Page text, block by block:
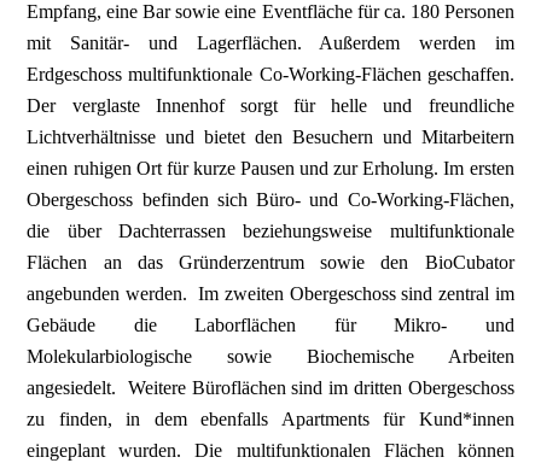
Empfang, eine Bar sowie eine Eventfläche für ca. 180 Personen
mit Sanitär- und Lagerflächen. Außerdem werden im
Erdgeschoss multifunktionale Co-Working-Flächen geschaffen.
Der verglaste Innenhof sorgt für helle und freundliche
Lichtverhältnisse und bietet den Besuchern und Mitarbeitern
einen ruhigen Ort für kurze Pausen und zur Erholung. Im ersten
Obergeschoss befinden sich Büro- und Co-Working-Flächen,
die über Dachterrassen beziehungsweise multifunktionale
Flächen an das Gründerzentrum sowie den BioCubator
angebunden werden. Im zweiten Obergeschoss sind zentral im
Gebäude die Laborflächen für Mikro- und
Molekularbiologische sowie Biochemische Arbeiten
angesiedelt. Weitere Büroflächen sind im dritten Obergeschoss
zu finden, in dem ebenfalls Apartments für Kund*innen
eingeplant wurden. Die multifunktionalen Flächen können